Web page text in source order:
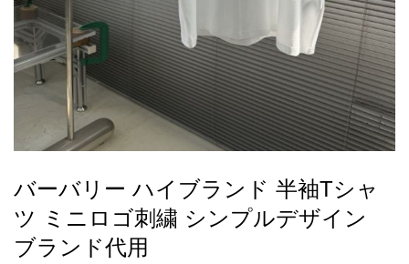
す
す
め
バーバリー ハイブランド 半袖Tシャ
ツ ミニロゴ刺繍 シンプルデザイン
ブランド代用